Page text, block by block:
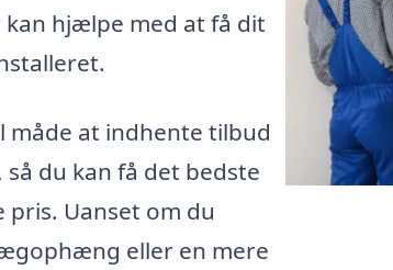
hjælpe med at få dit
måde at indhente tilbud
du kan få det bedste
Uanset om du
eller en mere